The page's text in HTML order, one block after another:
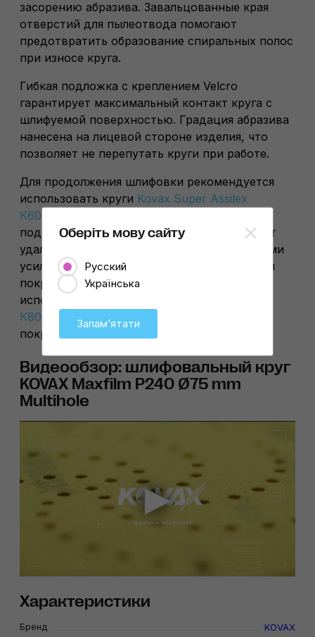
засорению абразива. Завальцованные края
отверстий для пылеотвода помогают
предотвратить образование спиральных полос
при износе круга.
Гибкая подложка с креплением Velcro
гарантирует максимальный контакт круга с
шлифуемой поверхностью. Градация абразива
нанесена на лицевой стороне изделия, что
позволяет не перепутать круги при работе.
Для продолжения шлифовки рекомендуется
использовать круги Kovax Super Assilex
К600
подготовку грунта. Такой подход позволяет
удалить шлифовальную риску минимальными
усилиями и получить идеальную основу для
покраски. Кроме того, рекомендуется
использовать
К800
К1500
для перехода к старому
покрытию.
Видеообзор: шлифовальный круг
KOVAX Maxfilm P240 Ø75 mm
Multihole
Характеристики
Бренд KOVAX
Оберіть мову сайту
Русский
Українська
Запамʼятати